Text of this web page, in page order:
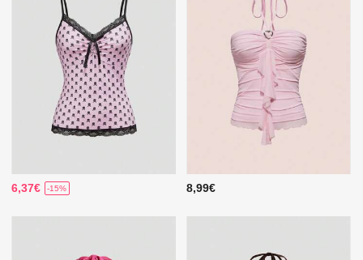
6,37€ -15% 8,99€